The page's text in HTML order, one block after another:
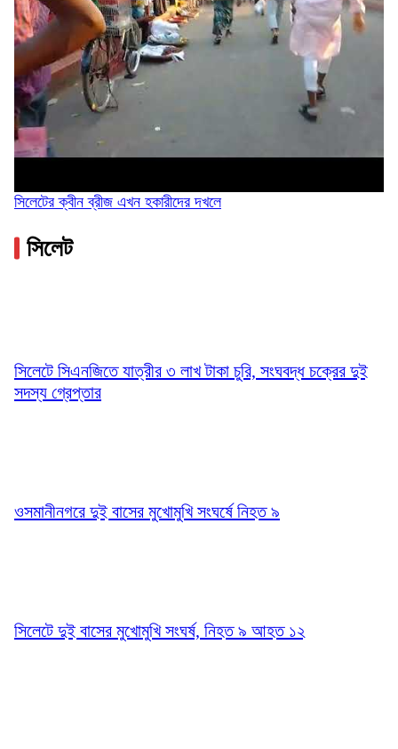
সিলেটের ক্বীন ব্রীজ এখন হকারীদের দখলে
সিলেট
সিলেটে সিএনজিতে যাত্রীর ৩ লাখ টাকা চুরি, সংঘবদ্ধ চক্রের দুই
সদস্য গ্রেপ্তার
ওসমানীনগরে দুই বাসের মুখোমুখি সংঘর্ষে নিহত ৯
সিলেটে দুই বাসের মুখোমুখি সংঘর্ষ, নিহত ৯ আহত ১২